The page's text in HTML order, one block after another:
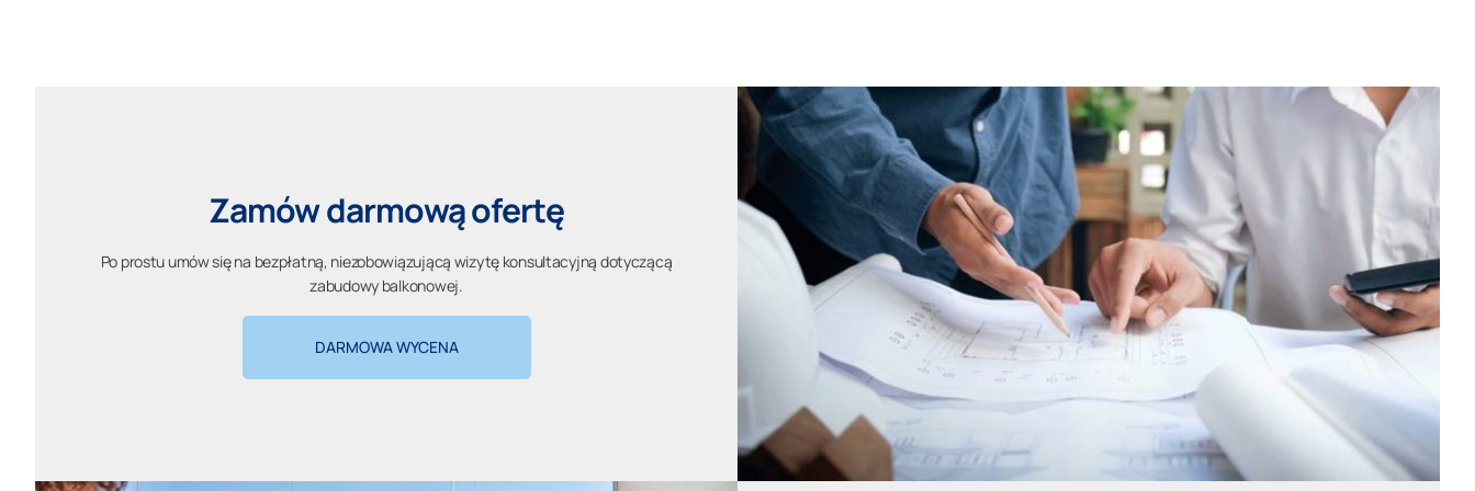
Zamów darmową ofertę
Po prostu umów się na bezpłatną, niezobowiązującą wizytę konsultacyjną dotyczącą
zabudowy balkonowej.
DARMOWA WYCENA